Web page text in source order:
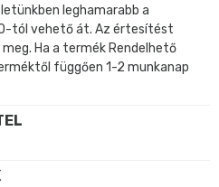
leghamarabb a
tól vehető át. Az értesítést
Ha a termék Rendelhető
függően 1-2 munkanap